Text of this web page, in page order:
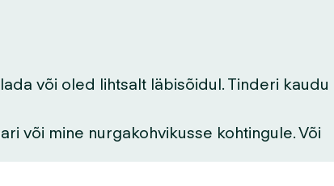
või oled lihtsalt läbisõidul. Tinderi kaudu
või mine nurgakohvikusse kohtingule. Või